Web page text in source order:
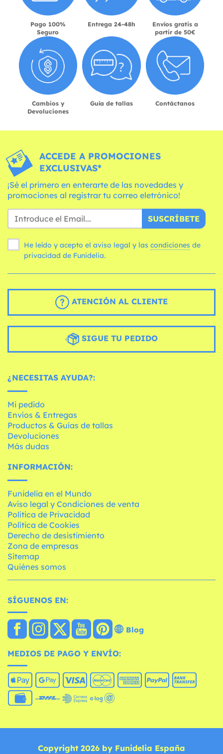
Pago 100%
Seguro
Entrega 24-48h
Envíos gratis a
partir de 50€
Cambios y
Devoluciones
Guía de tallas Contáctanos
ACCEDE A PROMOCIONES
EXCLUSIVAS*
¡Sé el primero en enterarte de las novedades y
promociones al registrar tu correo eletrónico!
SUSCRÍBETE
He leído y acepto el aviso legal y las condiciones
privacidad de Funidelia.
ATENCIÓN AL CLIENTE
SIGUE TU PEDIDO
¿NECESITAS AYUDA?:
Mi pedido
Envíos & Entregas
Productos & Guías de tallas
Devoluciones
Más dudas
INFORMACIÓN:
Funidelia en el Mundo
Aviso legal y Condiciones de venta
Política de Privacidad
Política de Cookies
Derecho de desistimiento
Zona de empresas
Sitemap
Quiénes somos
SÍGUENOS EN:
Blog
MEDIOS DE PAGO Y ENVÍO:
Copyright 2026 by Funidelia España